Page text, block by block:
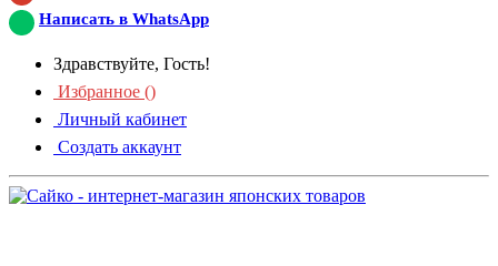
Написать в WhatsApp
Здравствуйте, Гость!
Избранное ()
Личный кабинет
Создать аккаунт